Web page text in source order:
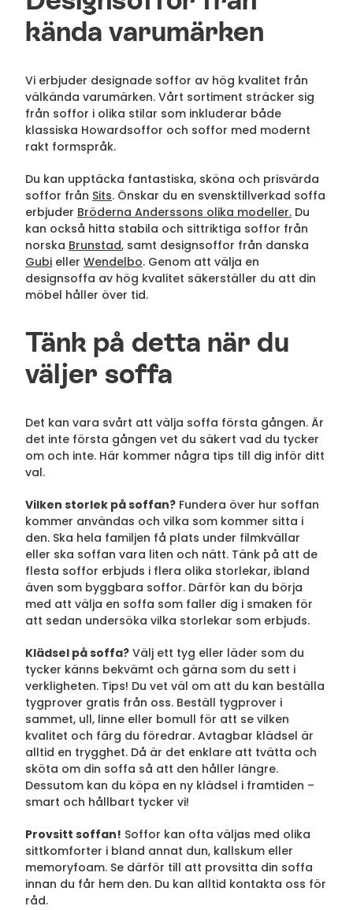
kända varumärken
Vi erbjuder designade soffor av hög kvalitet från
välkända varumärken. Vårt sortiment sträcker sig
från soffor i olika stilar som inkluderar både
klassiska Howardsoffor och soffor med modernt
rakt formspråk.
Du kan upptäcka fantastiska, sköna och prisvärda
soffor från Sits. Önskar du en svensktillverkad soffa
erbjuder Bröderna Anderssons olika modeller. Du
kan också hitta stabila och sittriktiga soffor från
norska Brunstad, samt designsoffor från danska
Gubi eller Wendelbo. Genom att välja en
designsoffa av hög kvalitet säkerställer du att din
möbel håller över tid.
Tänk på detta när du
väljer soffa
Det kan vara svårt att välja soffa första gången. Är
det inte första gången vet du säkert vad du tycker
om och inte. Här kommer några tips till dig inför ditt
val.
Vilken storlek på soffan? Fundera över hur soffan
kommer användas och vilka som kommer sitta i
den. Ska hela familjen få plats under filmkvällar
eller ska soffan vara liten och nätt. Tänk på att de
flesta soffor erbjuds i flera olika storlekar, ibland
även som byggbara soffor. Därför kan du börja
med att välja en soffa som faller dig i smaken för
att sedan undersöka vilka storlekar som erbjuds.
Klädsel på soffa? Välj ett tyg eller läder som du
tycker känns bekvämt och gärna som du sett i
verkligheten. Tips! Du vet väl om att du kan beställa
tygprover gratis från oss. Beställ tygprover i
sammet, ull, linne eller bomull för att se vilken
kvalitet och färg du föredrar. Avtagbar klädsel är
alltid en trygghet. Då är det enklare att tvätta och
sköta om din soffa så att den håller längre.
Dessutom kan du köpa en ny klädsel i framtiden –
smart och hållbart tycker vi!
Provsitt soffan! Soffor kan ofta väljas med olika
sittkomforter i bland annat dun, kallskum eller
memoryfoam. Se därför till att provsitta din soffa
innan du får hem den. Du kan alltid kontakta oss för
råd.